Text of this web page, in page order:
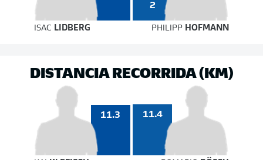
2
ISAC LIDBERG PHILIPP HOFMANN
DISTANCIA RECORRIDA (KM)
11.3 11.4